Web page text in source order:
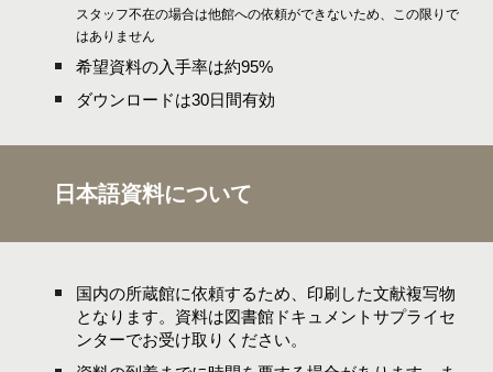
スタッフ不在の場合は他館への依頼ができないため、この限りで
はありません
希望資料の入手率は約95%
ダウンロードは30日間有効
日本語資料について
国内の所蔵館に依頼するため、印刷した文献複写物
となります。資料は図書館ドキュメントサプライセ
ンターでお受け取りください。